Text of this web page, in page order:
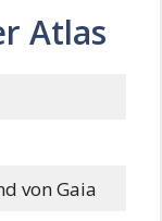
Atlas
von Gaia